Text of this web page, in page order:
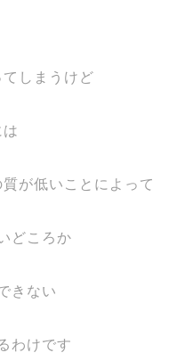
しまうけど
が低いことによって
どころか
きない
わけです